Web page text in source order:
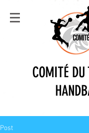
COMITÉ DU
Post